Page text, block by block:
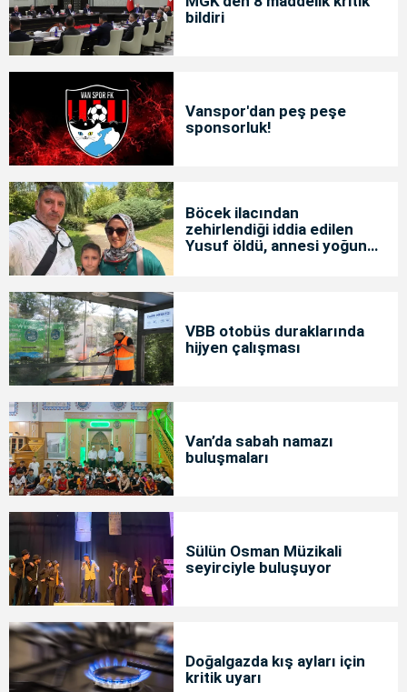
bildiri
Vanspor'dan peş peşe
sponsorluk!
Böcek ilacından
zehirlendiği iddia edilen
Yusuf öldü, annesi yoğun
VBB otobüs duraklarında
hijyen çalışması
Van’da sabah namazı
buluşmaları
Sülün Osman Müzikali
seyirciyle buluşuyor
Doğalgazda kış ayları için
kritik uyarı